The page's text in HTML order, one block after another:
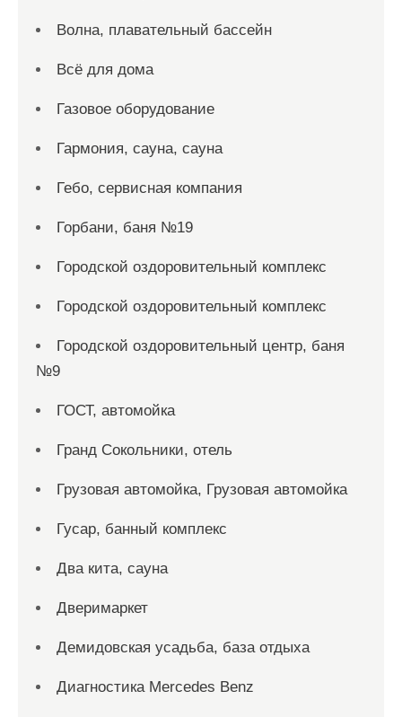
Волна, плавательный бассейн
Всё для дома
Газовое оборудование
Гармония, сауна, сауна
Гебо, сервисная компания
Горбани, баня №19
Городской оздоровительный комплекс
Городской оздоровительный комплекс
Городской оздоровительный центр, баня
№9
ГОСТ, автомойка
Гранд Сокольники, отель
Грузовая автомойка, Грузовая автомойка
Гусар, банный комплекс
Два кита, сауна
Дверимаркет
Демидовская усадьба, база отдыха
Диагностика Mercedes Benz